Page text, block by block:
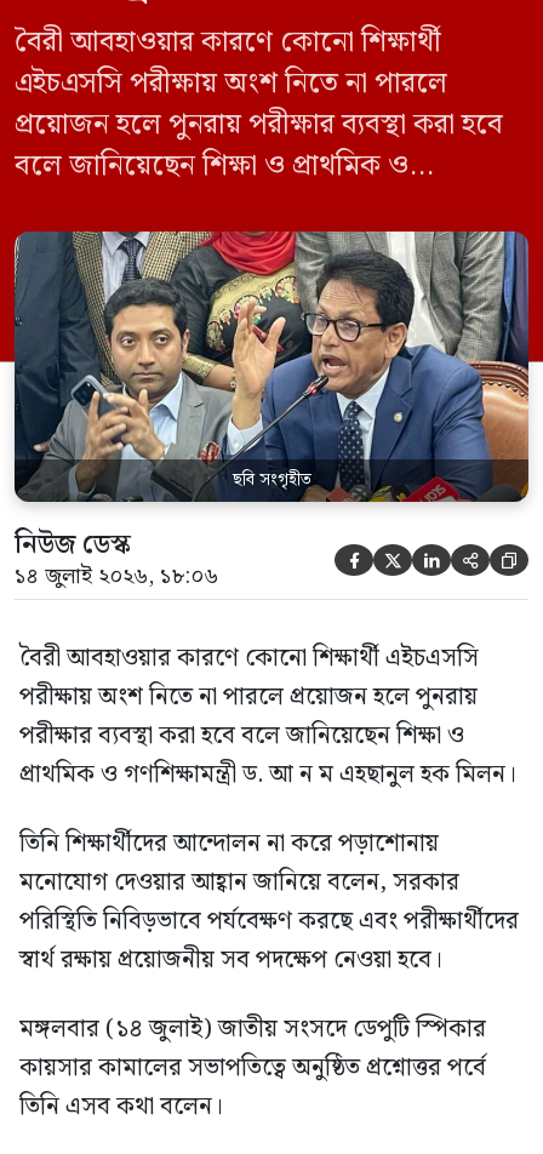
বৈরী আবহাওয়ার কারণে কোনো শিক্ষার্থী
এইচএসসি পরীক্ষায় অংশ নিতে না পারলে
প্রয়োজন হলে পুনরায় পরীক্ষার ব্যবস্থা করা হবে
বলে জানিয়েছেন শিক্ষা ও প্রাথমিক ও
তিনি শিক্ষার্থীদের আন্দোলন না করে পড়াশোনায়
মনোযোগ দেওয়ার আহ্বান জানিয়ে বলেন,
সরকার পরিস্থিতি নিবিড়ভাবে পর্যবেক্ষণ করছে
এবং পরীক্ষার্থীদের স্বার্থ রক্ষায় প্রয়োজনীয় সব
পদক্ষেপ […]
ছবি সংগৃহীত
নিউজ ডেস্ক
১৪ জুলাই ২০২৬, ১৮:০৬     
বৈরী আবহাওয়ার কারণে কোনো শিক্ষার্থী এইচএসসি
পরীক্ষায় অংশ নিতে না পারলে প্রয়োজন হলে পুনরায়
পরীক্ষার ব্যবস্থা করা হবে বলে জানিয়েছেন শিক্ষা ও
প্রাথমিক ও গণশিক্ষামন্ত্রী ড. আ ন ম এহছানুল হক মিলন।
তিনি শিক্ষার্থীদের আন্দোলন না করে পড়াশোনায়
মনোযোগ দেওয়ার আহ্বান জানিয়ে বলেন, সরকার
পরিস্থিতি নিবিড়ভাবে পর্যবেক্ষণ করছে এবং পরীক্ষার্থীদের
স্বার্থ রক্ষায় প্রয়োজনীয় সব পদক্ষেপ নেওয়া হবে।
মঙ্গলবার (১৪ জুলাই) জাতীয় সংসদে ডেপুটি স্পিকার
কায়সার কামালের সভাপতিত্বে অনুষ্ঠিত প্রশ্নোত্তর পর্বে
তিনি এসব কথা বলেন।